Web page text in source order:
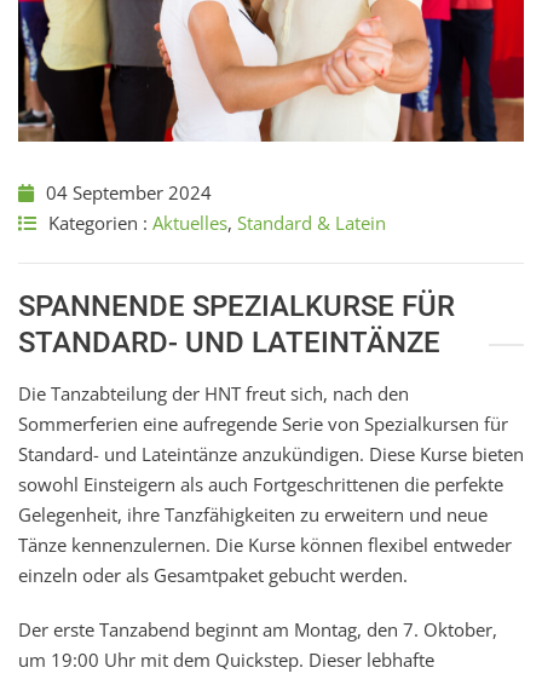
04 September 2024
Kategorien : Aktuelles, Standard & Latein
SPANNENDE SPEZIALKURSE FÜR
STANDARD- UND LATEINTÄNZE
Die Tanzabteilung der HNT freut sich, nach den
Sommerferien eine aufregende Serie von Spezialkursen für
Standard- und Lateintänze anzukündigen. Diese Kurse bieten
sowohl Einsteigern als auch Fortgeschrittenen die perfekte
Gelegenheit, ihre Tanzfähigkeiten zu erweitern und neue
Tänze kennenzulernen. Die Kurse können flexibel entweder
einzeln oder als Gesamtpaket gebucht werden.
Der erste Tanzabend beginnt am Montag, den 7. Oktober,
um 19:00 Uhr mit dem Quickstep. Dieser lebhafte